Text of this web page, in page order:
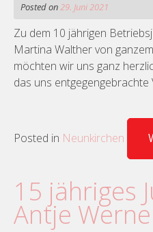
Posted on29. Juni 2021
Zu dem 10 jährigen
Martina Walther von
möchten wir uns ganz
das uns
Posted in Neunkirchen
15 jähriges
Antje